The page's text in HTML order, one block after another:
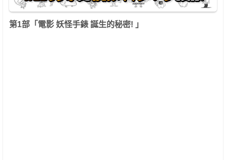
第1部「電影 妖怪手錶 誕生的秘密! 」